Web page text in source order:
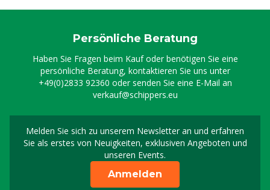
Persönliche Beratung
Haben Sie Fragen beim Kauf oder benötigen Sie eine
persönliche Beratung, kontaktieren Sie uns unter
+49(0)2833 92360 oder senden Sie eine E-Mail an
verkauf@schippers.eu
Melden Sie sich zu unserem Newsletter an und erfahren
Sie als erstes von Neuigkeiten, exklusiven Angeboten und
unseren Events.
Melden Sie sich für
Anmelden